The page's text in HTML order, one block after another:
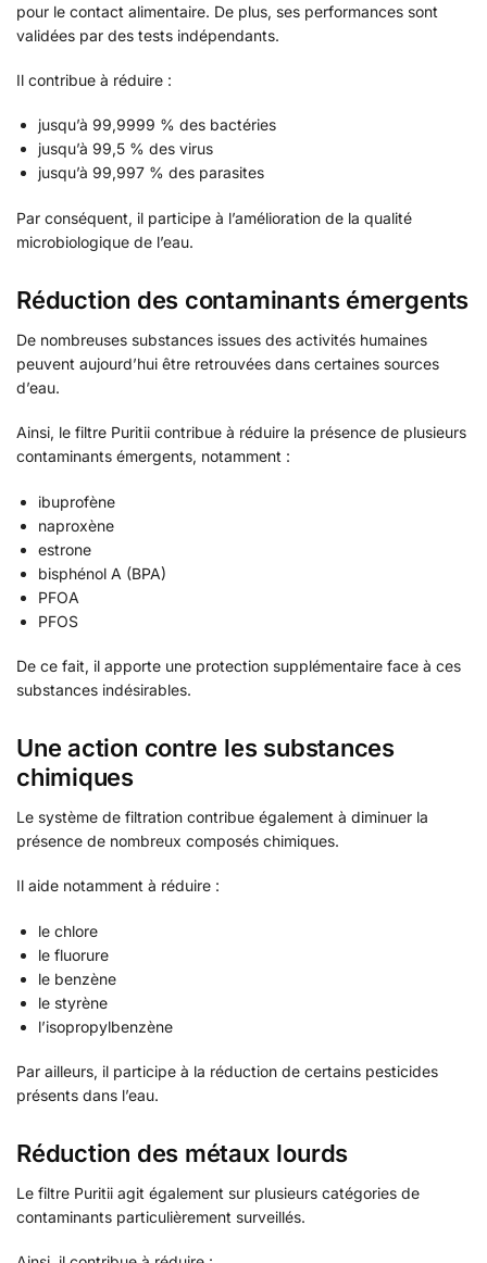
pour le contact alimentaire. De plus, ses performances sont
validées par des tests indépendants.
Il contribue à réduire :
jusqu’à 99,9999 % des bactéries
jusqu’à 99,5 % des virus
jusqu’à 99,997 % des parasites
Par conséquent, il participe à l’amélioration de la qualité
microbiologique de l’eau.
Réduction des contaminants émergents
De nombreuses substances issues des activités humaines
peuvent aujourd’hui être retrouvées dans certaines sources
d’eau.
Ainsi, le filtre Puritii contribue à réduire la présence de plusieurs
contaminants émergents, notamment :
ibuprofène
naproxène
estrone
bisphénol A (BPA)
PFOA
PFOS
De ce fait, il apporte une protection supplémentaire face à ces
substances indésirables.
Une action contre les substances
chimiques
Le système de filtration contribue également à diminuer la
présence de nombreux composés chimiques.
Il aide notamment à réduire :
le chlore
le fluorure
le benzène
le styrène
l’isopropylbenzène
Par ailleurs, il participe à la réduction de certains pesticides
présents dans l’eau.
Réduction des métaux lourds
Le filtre Puritii agit également sur plusieurs catégories de
contaminants particulièrement surveillés.